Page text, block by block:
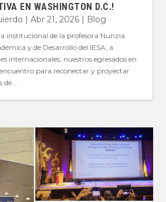
EN WASHINGTON D.C.!
|Abr 21, 2026 | Blog
institucional de la profesora Nunzia
y de Desarrollo del IESA, a
internacionales, nuestros egresados en
para reconectar y proyectar